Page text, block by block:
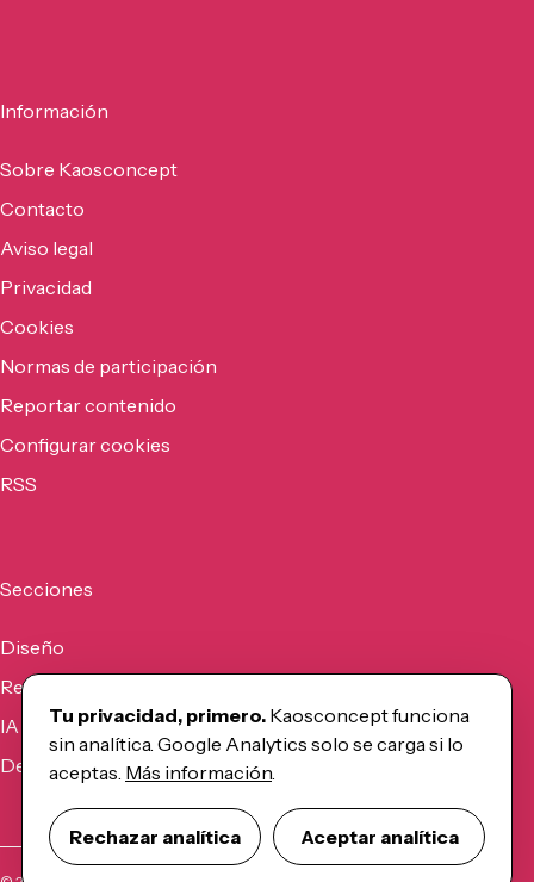
Información
Sobre Kaosconcept
Contacto
Aviso legal
Privacidad
Cookies
Normas de participación
Reportar contenido
Configurar cookies
RSS
Secciones
Diseño
Recursos
IA
Desarrollo
Tu privacidad, primero. Kaosconcept funciona
sin analítica. Google Analytics solo se carga si lo
aceptas. Más información.
Rechazar analítica Aceptar analítica